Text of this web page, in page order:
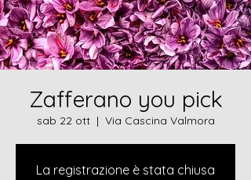
Zafferano you pick
sab 22 ott
  |
Via Cascina Valmora
La registrazione è stata chiusa